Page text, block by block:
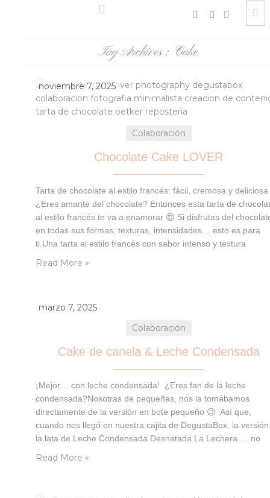
Tag Archives : Cake
noviembre 7, 2025
Colaboración
Chocolate Cake LOVER
Tarta de chocolate al estilo francés: fácil, cremosa y deliciosa
¿Eres amante del chocolate? Entonces esta tarta de
al estilo francés te va a enamorar 😍 Si disfrutas del
en todas sus formas, texturas, intensidades… esto es para
ti.Una tarta al estilo francés con sabor intenso y textura
Read More »
marzo 7, 2025
Colaboración
Cake de canela & Leche Condensada
¡Mejor… con leche condensada! ¿Eres fan de la leche
condensada?Nosotras de pequeñas, nos la tomábamos
directamente de la versión en bote pequeño 😉 Así que,
cuando nos llegó en nuestra cajita de DegustaBox, la
la lata de Leche Condensada Desnatada La Lechera … no
Read More »